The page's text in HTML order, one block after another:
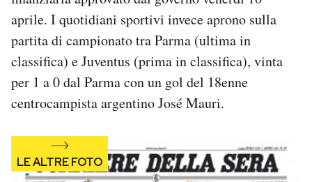
Newsletter
Notifiche mobile
Regala il Post
Hai bisogno di aiuto?
Esci
aprile. I quotidiani sportivi invece aprono sulla
partita di campionato tra Parma (ultima in
classifica) e Juventus (prima in classifica), vinta
per 1 a 0 dal Parma con un gol del 18enne
centrocampista argentino José Mauri.